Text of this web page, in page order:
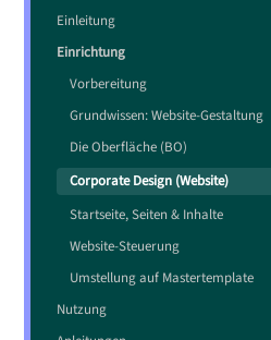
Einleitung
Einrichtung
Vorbereitung
Grundwissen: Website-Gestaltung
Die Oberfläche (BO)
Corporate Design (Website)
Startseite, Seiten & Inhalte
Website-Steuerung
Umstellung auf Mastertemplate
Nutzung